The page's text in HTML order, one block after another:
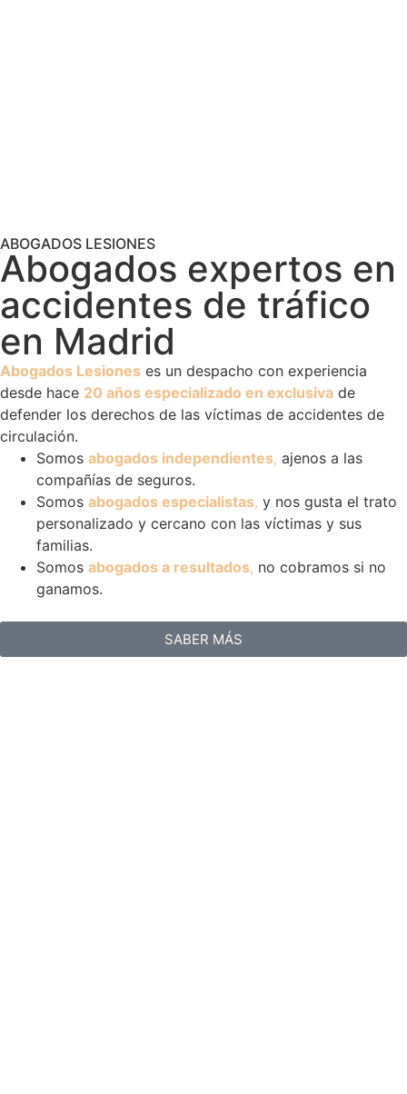
ABOGADOS LESIONES
Abogados expertos en
accidentes de tráfico
en Madrid
Abogados Lesiones es un despacho con experiencia
desde hace 20 años especializado en exclusiva de
defender los derechos de las víctimas de accidentes de
circulación.
Somos abogados independientes, ajenos a las
compañías de seguros.
Somos abogados especialistas, y nos gusta el trato
personalizado y cercano con las víctimas y sus
familias.
Somos abogados a resultados, no cobramos si no
ganamos.
SABER MÁS